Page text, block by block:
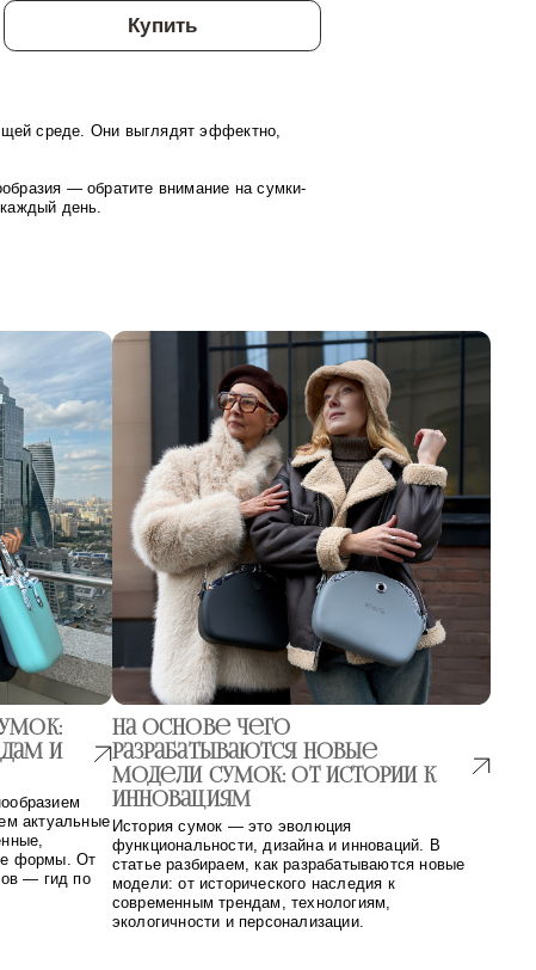
Купить
среде. Они выглядят эффектно,
— обратите внимание насумки-
день.
и
актуальные
формы. От
— гид по
На основе чего
разрабатываются новые
модели сумок: от истории к
инновациям
История сумок — это эволюция
функциональности, дизайна и инноваций. В
статье разбираем, как разрабатываются новые
модели: от исторического наследия к
современным трендам, технологиям,
экологичности и персонализации.